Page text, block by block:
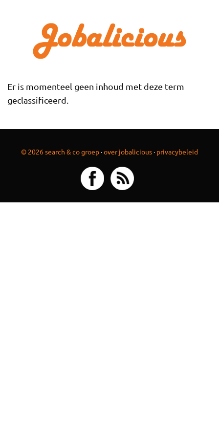
Er is momenteel geen inhoud met deze term
geclassificeerd.
© 2026 search & co groep ·over jobalicious · privacybeleid